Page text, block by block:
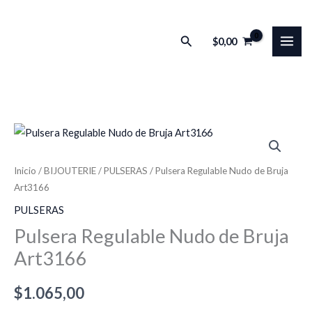
Buscar
$0,00
Inicio /BIJOUTERIE/PULSERAS / Pulsera Regulable Nudo de Bruja
Art3166
PULSERAS
Pulsera Regulable Nudo de Bruja
Art3166
$1.065,00
Pulsera
Nudo
de
Bruja
cantidad